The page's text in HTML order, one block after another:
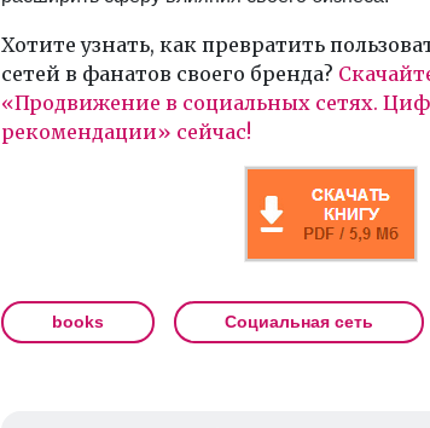
Хотите узнать, как превратить
сетей в фанатов своего бренда?
«Продвижение в социальных сетях.
рекомендации» сейчас!
books Социальная сеть